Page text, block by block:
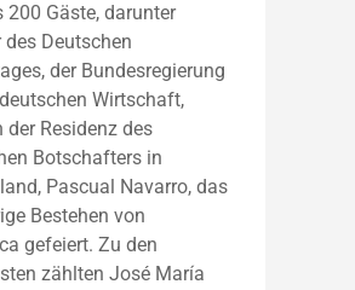
200 Gäste, darunter
des Deutschen
der Bundesregierung
Wirtschaft,
der Residenz des
Botschafters in
Pascual Navarro, das
Bestehen von
gefeiert. Zu den
zählten José María